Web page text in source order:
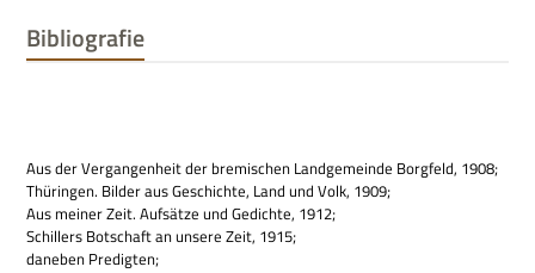
Bibliografie
Aus der Ver­gan­gen­heit der bre­mi­schen Land­ge­meinde Borg­feld, 1908;
Thü­rin­gen. Bil­der aus Geschichte, Land und Volk, 1909;
Aus mei­ner Zeit. Auf­sätze und Gedichte, 1912;
Schil­lers Bot­schaft an unsere Zeit, 1915;
dane­ben Predigten;